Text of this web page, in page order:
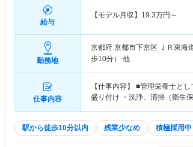
給与
【モデル月収】 19.3万円～
勤務地
京都府 京都市下京区 ＪＲ東海
歩10分） 他
仕事内容
【仕事内容】 ■管理栄養士と
盛り付け ・洗浄、清掃（衛生保
駅から徒歩10分以内 残業少なめ 積極採用中